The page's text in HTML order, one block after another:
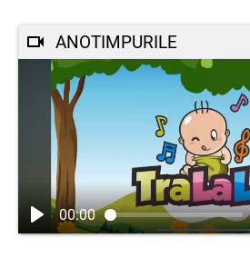
ANOTIMPURILE
00:00